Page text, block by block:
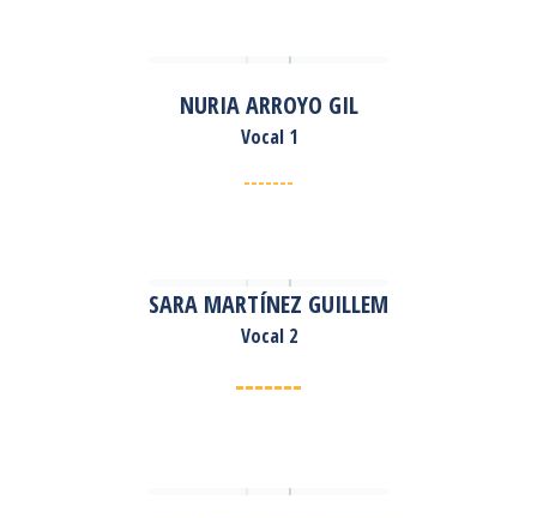
NURIA ARROYO GIL
Vocal 1
-------
SARA MARTÍNEZ GUILLEM
Vocal 2
-------